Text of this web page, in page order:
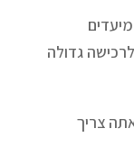
גדולה
צריך